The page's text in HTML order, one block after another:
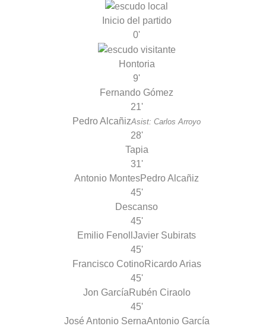
Inicio del partido
0'
Hontoria
9'
Fernando Gómez
21'
Pedro AlcañizAsist: Carlos Arroyo
28'
Tapia
31'
Antonio MontesPedro Alcañiz
45'
Descanso
45'
Emilio Fenoll Javier Subirats
45'
Francisco CotinoRicardo Arias
45'
Jon García Rubén Ciraolo
45'
José Antonio SernaAntonio García